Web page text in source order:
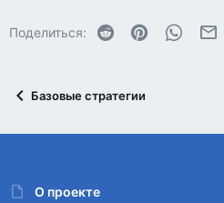
Поделиться: Reddit Pinterest
Базовые стратегии
О проекте